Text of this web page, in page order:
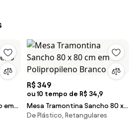
em
R$ 349
ou 10 tempo de R$ 34,9
Mesa Tramontina Sancho 80 x
80 cm em Polipropileno Branco
De Plástico, Retangulares